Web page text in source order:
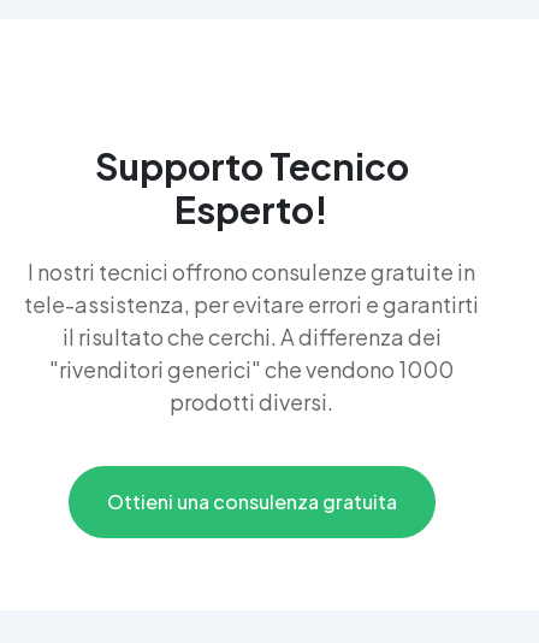
Supporto Tecnico
Esperto!
I nostri tecnici offrono consulenze gratuite in
tele-assistenza, per evitare errori e garantirti
il risultato che cerchi. A differenza dei
"rivenditori generici" che vendono 1000
prodotti diversi.
Ottieni una consulenza gratuita